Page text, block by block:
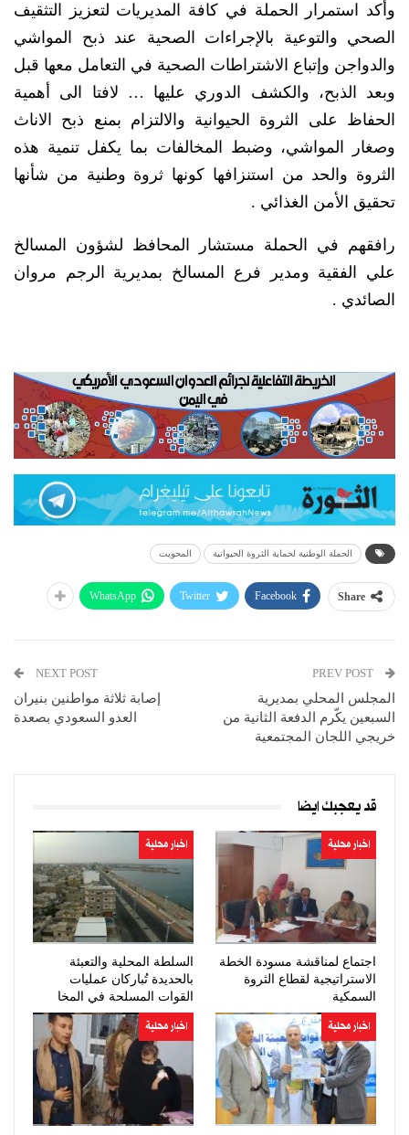
وأكد استمرار الحملة في كافة المديريات لتعزيز التثقيف
الصحي والتوعية بالإجراءات الصحية عند ذبح المواشي
والدواجن وإتباع الاشتراطات الصحية في التعامل معها قبل
وبعد الذبح، والكشف الدوري عليها … لافتا الى أهمية
الحفاظ على الثروة الحيوانية والالتزام بمنع ذبح الاناث
وصغار المواشي، وضبط المخالفات بما يكفل تنمية هذه
الثروة والحد من استنزافها كونها ثروة وطنية من شأنها
تحقيق الأمن الغذائي .
رافقهم في الحملة مستشار المحافظ لشؤون المسالخ
علي الفقية ومدير فرع المسالخ بمديرية الرجم مروان
الصائدي .
الحملة الوطنية لحماية الثروة الحيوانية المحويت
Share
Facebook
Twitter
WhatsApp
المجلس المحلي بمديرية
السبعين يكّرم الدفعة الثانية من
خريجي اللجان المجتمعية
NEXT POST
إصابة ثلاثة مواطنين بنيران
العدو السعودي بصعدة
قد يعجبك ايضا
اخبار محلية
اجتماع لمناقشة مسودة الخطة
الاستراتيجية لقطاع الثروة
السمكية
اخبار محلية
السلطة المحلية والتعبئة
بالحديدة تُباركان عمليات
القوات المسلحة في المخا
اخبار محلية اخبار محلية